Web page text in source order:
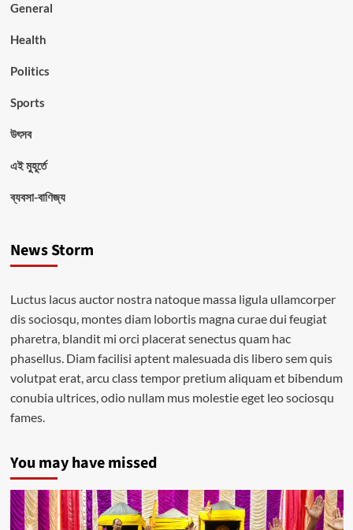
General
Health
Politics
Sports
উৎসব
এই মুহূর্তে
ব্যবসা-বাণিজ্য
News Storm
Luctus lacus auctor nostra natoque massa ligula ullamcorper
dis sociosqu, montes diam lobortis magna curae dui feugiat
pharetra, blandit mi orci placerat senectus quam hac
phasellus. Diam facilisi aptent malesuada dis libero sem quis
volutpat erat, arcu class tempor pretium aliquam et bibendum
conubia ultrices, odio nullam mus molestie eget leo sociosqu
fames.
You may have missed